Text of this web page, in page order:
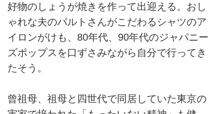
好物のしょうが焼きを作って出迎える。おし
ゃれな夫のバルトさんがこだわるシャツのア
イロンがけも、80年代、90年代のジャパニー
ズポップスを口ずさみながら自分で行ってき
たそう。
曾祖母、祖母と四世代で同居していた東京の